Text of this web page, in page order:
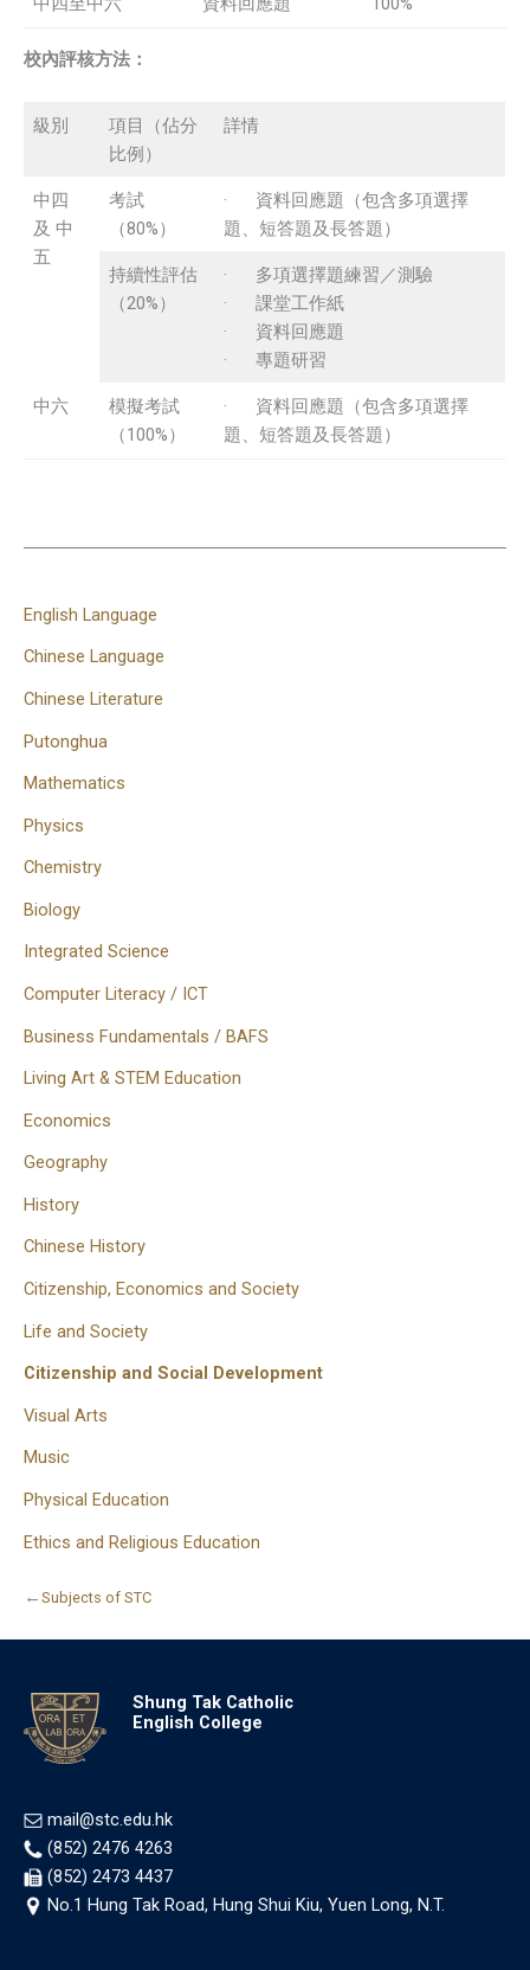
校內評核方法：
級別
項目（佔分
比例）
詳情
中四
及 中
五
考試
（80%）
· 資料回應題（包含多項選擇
題、短答題及長答題）
持續性評估
（20%）
· 多項選擇題練習／測驗
· 課堂工作紙
· 資料回應題
· 專題研習
中六
模擬考試
（100%）
· 資料回應題（包含多項選擇
題、短答題及長答題）
English Language
Chinese Language
Chinese Literature
Putonghua
Mathematics
Physics
Chemistry
Biology
Integrated Science
Computer Literacy / ICT
Business Fundamentals / BAFS
Living Art & STEM Education
Economics
Geography
History
Chinese History
Citizenship, Economics and Society
Life and Society
Citizenship and Social Development
Visual Arts
Music
Physical Education
Ethics and Religious Education
← Subjects of STC
Shung Tak Catholic
English College
mail@stc.edu.hk
(852) 2476 4263
(852) 2473 4437
No.1 Hung Tak Road, Hung Shui Kiu, Yuen Long, N.T.